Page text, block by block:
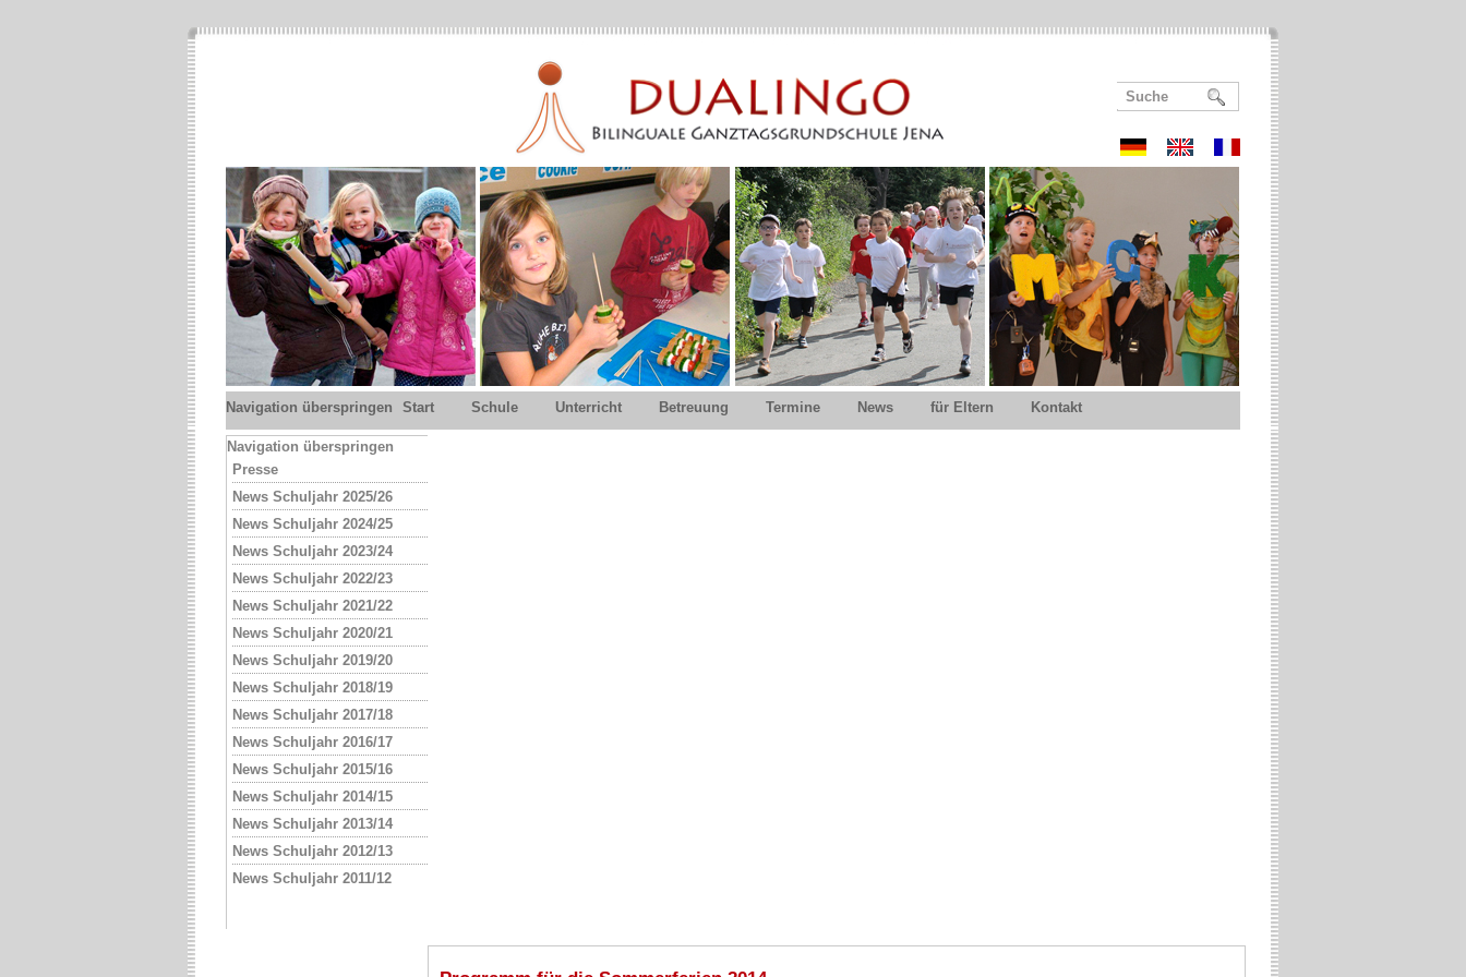
Navigation überspringen Start Schule Unterricht Betreuung Termine News für Eltern Kontakt
Navigation überspringen
Presse
News Schuljahr 2025/26
News Schuljahr 2024/25
News Schuljahr 2023/24
News Schuljahr 2022/23
News Schuljahr 2021/22
News Schuljahr 2020/21
News Schuljahr 2019/20
News Schuljahr 2018/19
News Schuljahr 2017/18
News Schuljahr 2016/17
News Schuljahr 2015/16
News Schuljahr 2014/15
News Schuljahr 2013/14
News Schuljahr 2012/13
News Schuljahr 2011/12